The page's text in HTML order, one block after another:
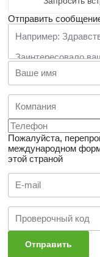
Отправить
Пожалуйста,
международном
этой страной